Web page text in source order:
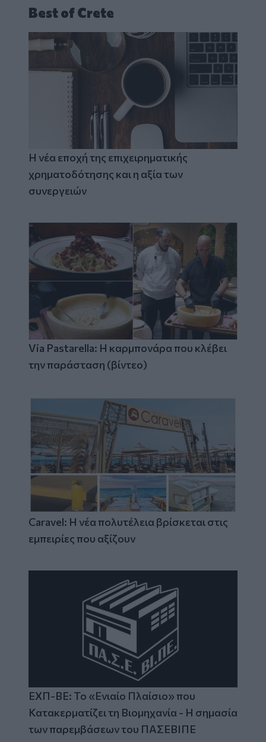
Best of Crete
Η νέα εποχή της επιχειρηματικής
χρηματοδότησης και η αξία των
συνεργειών
Via Pastarella: Η καρμπονάρα που κλέβει
την παράσταση (βίντεο)
Caravel: Η νέα πολυτέλεια βρίσκεται στις
εμπειρίες που αξίζουν
ΕΧΠ-ΒΕ: Το «Ενιαίο Πλαίσιο» που
Κατακερματίζει τη Βιομηχανία - Η σημασία
των παρεμβάσεων του ΠΑΣΕΒΙΠΕ